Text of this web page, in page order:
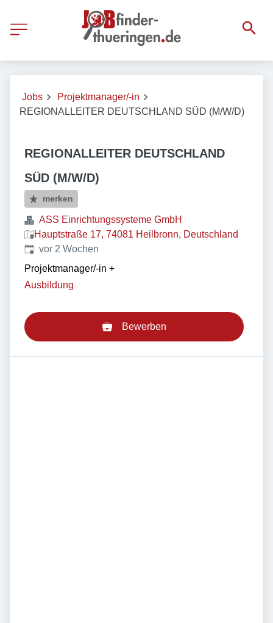
Jobs
Projektmanager/-in
REGIONALLEITER DEUTSCHLAND SÜD (M/W/D)
REGIONALLEITER DEUTSCHLAND
SÜD (M/W/D)
merken
ASS Einrichtungssysteme GmbH
Hauptstraße 17, 74081 Heilbronn, Deutschland
Veröffentlicht:
vor 2 Wochen
Projektmanager/-in +
Ausbildung
Bewerben